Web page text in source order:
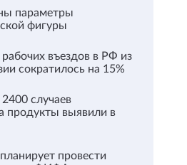
параметры
фигуры
въездов в РФ из
сократилось на 15%
случаев
продукты выявили в
провести